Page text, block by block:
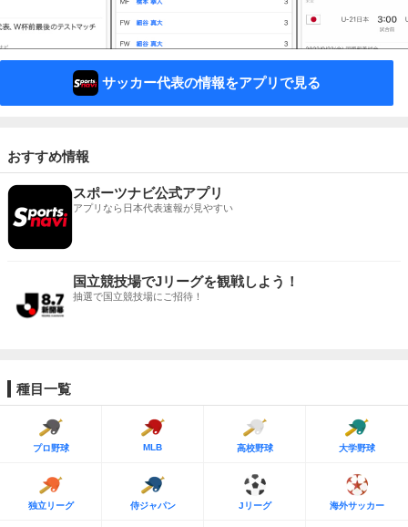
サッカー代表の情報をアプリで見る
おすすめ情報
スポーツナビ公式アプリ
アプリなら日本代表速報が見やすい
国立競技場でJリーグを観戦しよう！
抽選で国立競技場にご招待！
種目一覧
プロ野球 MLB 高校野球 大学野球
独立リーグ 侍ジャパン Jリーグ 海外サッカー